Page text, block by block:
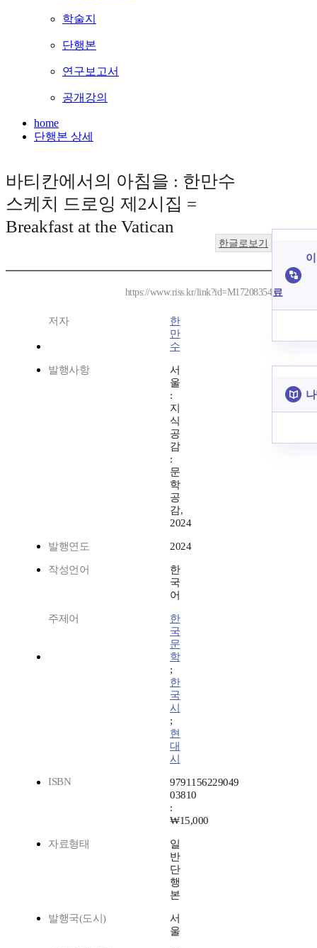
학술지
단행본
연구보고서
공개강의
home
단행본 상세
바티칸에서의 아침을 : 한만수
스케치 드로잉 제2시집 =
Breakfast at the Vatican
한글로보기
https://www.riss.kr/link?id=M17208354
저자
한
만
수
발행사항
서
울
:
지
식
공
감
:
문
학
공
감,
2024
발행연도 2024
작성언어
한
국
어
주제어
한
국
문
학
;
한
국
시
;
현
대
시
ISBN
9791156229049
03810
:
₩15,000
자료형태
일
반
단
행
본
발행국(도시)
서
울
료